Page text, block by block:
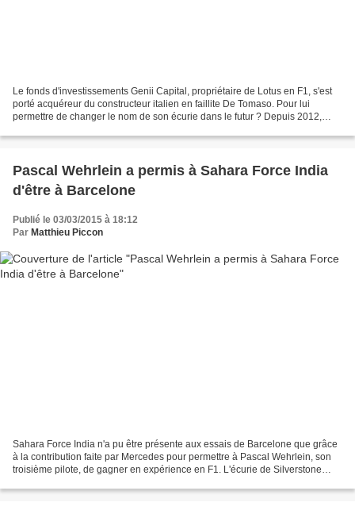
Le fonds d'investissements Genii Capital, propriétaire de Lotus en F1, s'est
porté acquéreur du constructeur italien en faillite De Tomaso. Pour lui
permettre de changer le nom de son écurie dans le futur ? Depuis 2012,
Pascal Wehrlein a permis à Sahara Force India
d'être à Barcelone
Publié le 03/03/2015 à 18:12
Par Matthieu Piccon
Sahara Force India n'a pu être présente aux essais de Barcelone que grâce
à la contribution faite par Mercedes pour permettre à Pascal Wehrlein, son
troisième pilote, de gagner en expérience en F1. L'écurie de Silverstone